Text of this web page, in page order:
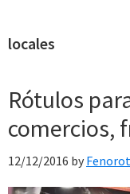
páginamontaje
rótulos
y
vinilos
locales
Rótulos
comercios,
12/12/2016 by